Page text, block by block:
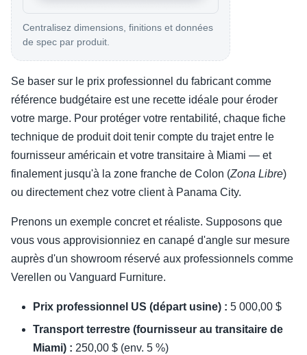
Centralisez dimensions, finitions et données
de spec par produit.
Se baser sur le prix professionnel du fabricant comme
référence budgétaire est une recette idéale pour éroder
votre marge. Pour protéger votre rentabilité, chaque fiche
technique de produit doit tenir compte du trajet entre le
fournisseur américain et votre transitaire à Miami — et
finalement jusqu'à la zone franche de Colon (Zona Libre)
ou directement chez votre client à Panama City.
Prenons un exemple concret et réaliste. Supposons que
vous vous approvisionniez en canapé d'angle sur mesure
auprès d'un showroom réservé aux professionnels comme
Verellen ou Vanguard Furniture.
Prix professionnel US (départ usine) : 5 000,00 $
Transport terrestre (fournisseur au transitaire de
Miami) : 250,00 $ (env. 5 %)